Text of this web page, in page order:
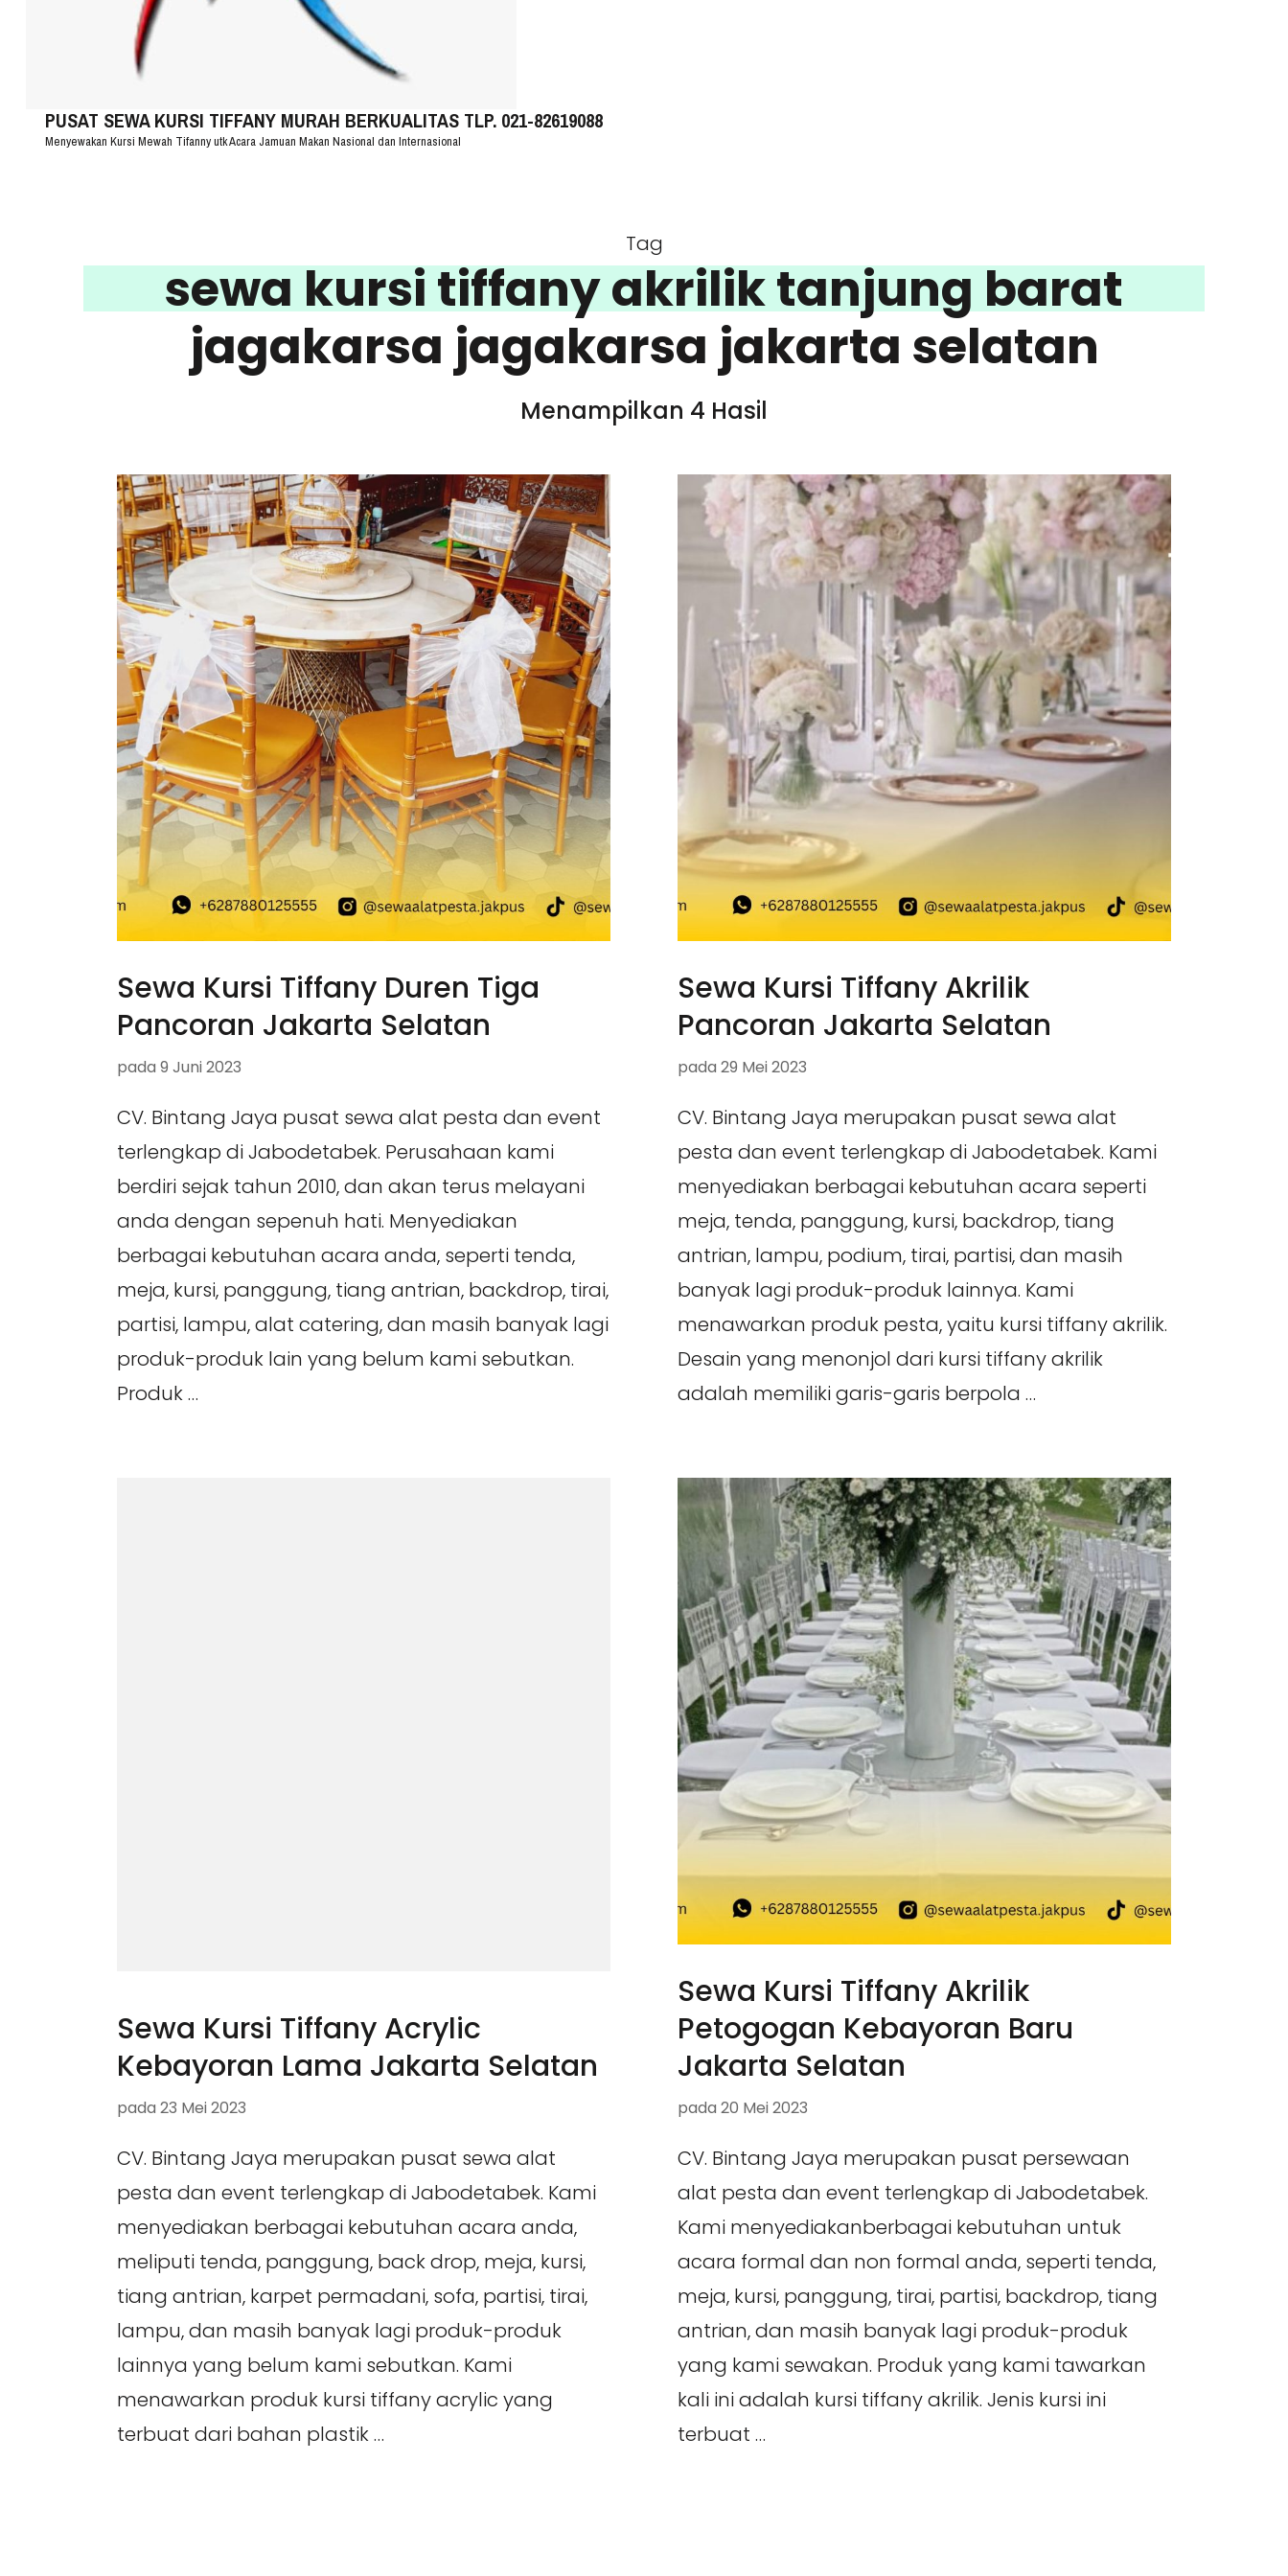
PUSAT SEWA KURSI TIFFANY MURAH BERKUALITAS TLP. 021-82619088
Menyewakan Kursi Mewah Tifanny utk Acara Jamuan Makan Nasional dan Internasional
Tag
sewa kursi tiffany akrilik tanjung barat
jagakarsa jagakarsa jakarta selatan
Menampilkan 4 Hasil
Sewa Kursi Tiffany Duren Tiga
Pancoran Jakarta Selatan
pada 9 Juni 2023
CV. Bintang Jaya pusat sewa alat pesta dan event
terlengkap di Jabodetabek. Perusahaan kami
berdiri sejak tahun 2010, dan akan terus melayani
anda dengan sepenuh hati. Menyediakan
berbagai kebutuhan acara anda, seperti tenda,
meja, kursi, panggung, tiang antrian, backdrop, tirai,
partisi, lampu, alat catering, dan masih banyak lagi
produk-produk lain yang belum kami sebutkan.
Produk …
Sewa Kursi Tiffany Akrilik
Pancoran Jakarta Selatan
pada 29 Mei 2023
CV. Bintang Jaya merupakan pusat sewa alat
pesta dan event terlengkap di Jabodetabek. Kami
menyediakan berbagai kebutuhan acara seperti
meja, tenda, panggung, kursi, backdrop, tiang
antrian, lampu, podium, tirai, partisi, dan masih
banyak lagi produk-produk lainnya. Kami
menawarkan produk pesta, yaitu kursi tiffany akrilik.
Desain yang menonjol dari kursi tiffany akrilik
adalah memiliki garis-garis berpola …
Sewa Kursi Tiffany Acrylic
Kebayoran Lama Jakarta Selatan
pada 23 Mei 2023
CV. Bintang Jaya merupakan pusat sewa alat
pesta dan event terlengkap di Jabodetabek. Kami
menyediakan berbagai kebutuhan acara anda,
meliputi tenda, panggung, back drop, meja, kursi,
tiang antrian, karpet permadani, sofa, partisi, tirai,
lampu, dan masih banyak lagi produk-produk
lainnya yang belum kami sebutkan. Kami
menawarkan produk kursi tiffany acrylic yang
terbuat dari bahan plastik …
Sewa Kursi Tiffany Akrilik
Petogogan Kebayoran Baru
Jakarta Selatan
pada 20 Mei 2023
CV. Bintang Jaya merupakan pusat persewaan
alat pesta dan event terlengkap di Jabodetabek.
Kami menyediakanberbagai kebutuhan untuk
acara formal dan non formal anda, seperti tenda,
meja, kursi, panggung, tirai, partisi, backdrop, tiang
antrian, dan masih banyak lagi produk-produk
yang kami sewakan. Produk yang kami tawarkan
kali ini adalah kursi tiffany akrilik. Jenis kursi ini
terbuat …